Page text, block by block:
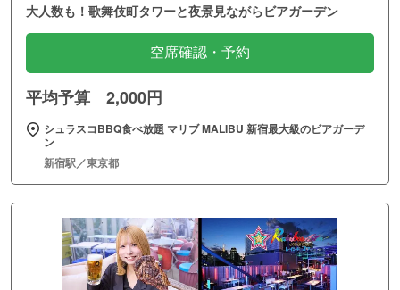
大人数も！歌舞伎町タワーと夜景見ながらビアガーデン
空席確認・予約
平均予算 2,000円
シュラスコBBQ食べ放題 マリブ MALIBU 新宿最大級のビアガーデ
ン
新宿駅／東京都